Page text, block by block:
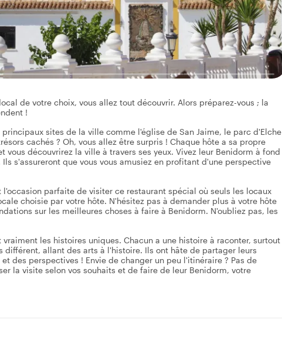
de votre choix, vous allez tout découvrir. Alors préparez-vous ; la
!
sites de la ville comme l'église de San Jaime, le parc d'Elche
cachés ? Oh, vous allez être surpris ! Chaque hôte a sa propre
vous découvrirez la ville à travers ses yeux. Vivez leur Benidorm à fond
s'assureront que vous vous amusiez en profitant d'une perspective
l'occasion parfaite de visiter ce restaurant spécial où seuls les locaux
choisie par votre hôte. N'hésitez pas à demander plus à votre hôte
sur les meilleures choses à faire à Benidorm. N'oubliez pas, les
les histoires uniques. Chacun a une histoire à raconter, surtout
différent, allant des arts à l'histoire. Ils ont hâte de partager leurs
des perspectives ! Envie de changer un peu l'itinéraire ? Pas de
la visite selon vos souhaits et de faire de leur Benidorm, votre